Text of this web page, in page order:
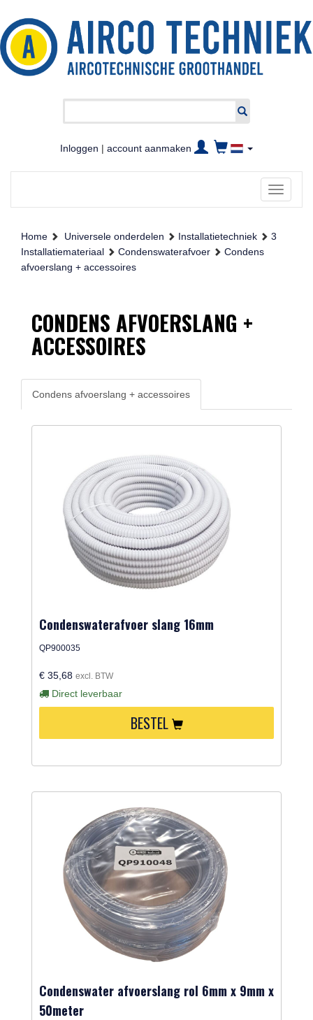
Inloggen | account aanmaken
Toggle
Home Universele onderdelen Installatietechniek
3
Installatiemateriaal
Condenswaterafvoer
Condens
afvoerslang + accessoires
CONDENS AFVOERSLANG +
ACCESSOIRES
Condens afvoerslang + accessoires
Condenswaterafvoer slang 16mm
QP900035
€ 35,68 excl. BTW
Direct leverbaar
BESTEL
Condenswater afvoerslang rol 6mm x 9mm x
50meter